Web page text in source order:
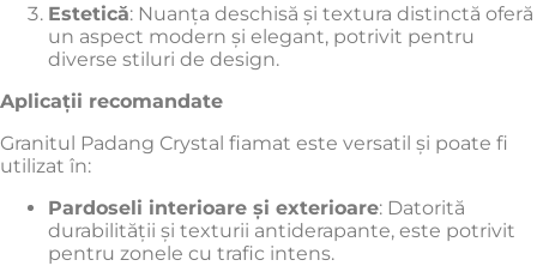
Estetică: Nuanța deschisă și textura distinctă oferă
un aspect modern și elegant, potrivit pentru
diverse stiluri de design.
Aplicații recomandate
Granitul Padang Crystal fiamat este versatil și poate fi
utilizat în:
Pardoseli interioare și exterioare: Datorită
durabilității și texturii antiderapante, este potrivit
pentru zonele cu trafic intens.